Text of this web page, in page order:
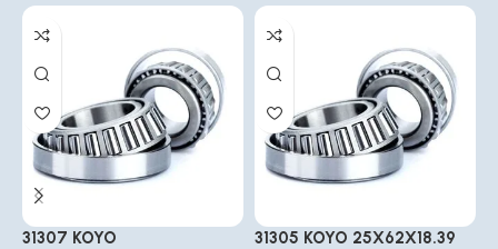
31307 KOYO 31305 KOYO 25X62X18.39